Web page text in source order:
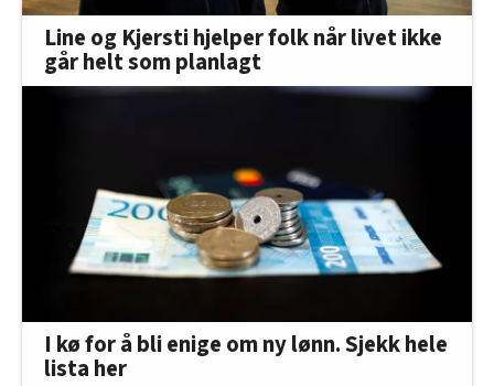
Line og Kjersti hjelper folk når livet ikke
går helt som planlagt
I kø for å bli enige om ny lønn. Sjekk hele
lista her